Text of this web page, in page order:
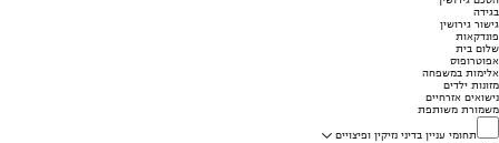
בגידה
גישור גירושין
פונדקאות
שלום בית
אפוטרופוס
אלימות במשפחה
מזונות ילדים
נישואים אזרחיים
משמורת משותפת
תחומי עניין בדיני נזיקין ופיצויים